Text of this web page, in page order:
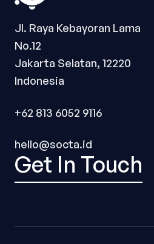
Jl. Raya Kebayoran Lama
No.12
Jakarta Selatan, 12220
Indonesia
+62 813 6052 9116
hello@socta.id
Get In Touch